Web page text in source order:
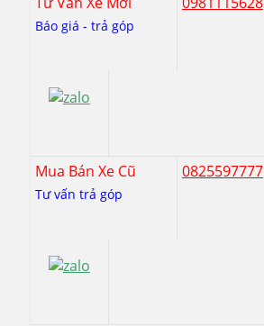
Báo giá - trả góp
Mua Bán Xe Cũ
Tư vấn trả góp
0825597777